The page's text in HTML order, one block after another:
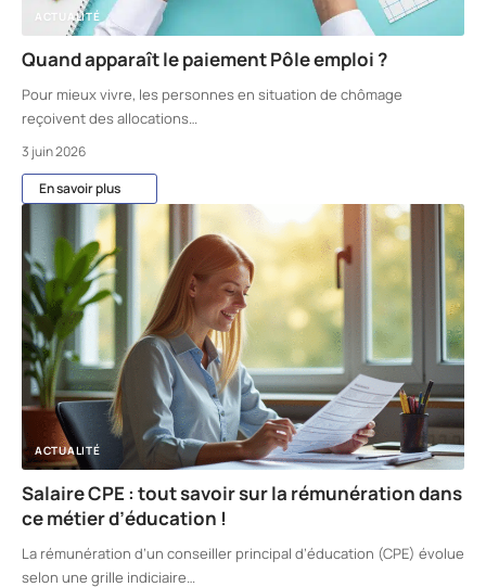
ACTUALITÉ
Quand apparaît le paiement Pôle emploi ?
Pour mieux vivre, les personnes en situation de chômage
reçoivent des allocations…
3 juin 2026
En savoir plus
ACTUALITÉ
Salaire CPE : tout savoir sur la rémunération dans
ce métier d’éducation !
La rémunération d’un conseiller principal d’éducation (CPE) évolue
selon une grille indiciaire…